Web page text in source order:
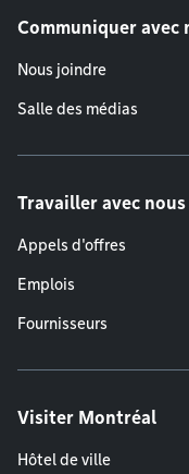
Communiquer avec
Nous joindre
Salle des médias
Travailler avec nous
Appels d'offres
Emplois
Fournisseurs
Visiter Montréal
Hôtel de ville